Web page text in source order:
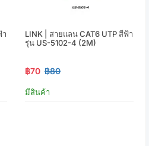
า
LINK | สายแลน CAT6 UTP สีฟ้า
รุ่น US-5102-4 (2M)
฿70 ฿80
มีสินค้า